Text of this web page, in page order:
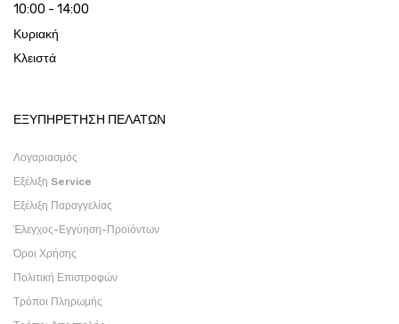
10:00 - 14:00
Κυριακή
Κλειστά
ΕΞΥΠΗΡΕΤΗΣΗ ΠΕΛΑΤΩΝ
Λογαριασμός
Εξέλιξη Service
Εξέλιξη Παραγγελίας
Έλεγχος-Εγγύηση-Προϊόντων
Όροι Χρήσης
Πολιτική Επιστροφών
Τρόποι Πληρωμής